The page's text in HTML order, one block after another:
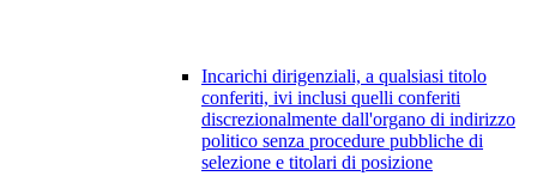
Incarichi dirigenziali, a qualsiasi titolo
conferiti, ivi inclusi quelli conferiti
discrezionalmente dall'organo di indirizzo
politico senza procedure pubbliche di
selezione e titolari di posizione